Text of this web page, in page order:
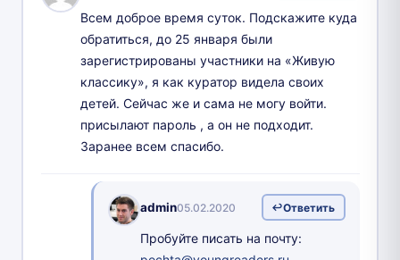
Всем доброе время суток. Подскажите куда
обратиться, до 25 января были
зарегистрированы участники на «Живую
классику», я как куратор видела своих
детей. Сейчас же и сама не могу войти.
присылают пароль , а он не подходит.
Заранее всем спасибо.
admin05.02.2020 Ответить
Пробуйте писать на почту: